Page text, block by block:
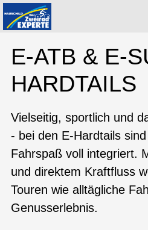
E-ATB & E-
HARDTAILS
Vielseitig, sportlich und
- bei den E-Hardtails
Fahrspaß voll integriert.
und direktem Kraftfluss
Touren wie alltägliche
Genusserlebnis.